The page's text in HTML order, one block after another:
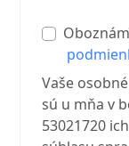
Vaše
sú u mňa v
53021720